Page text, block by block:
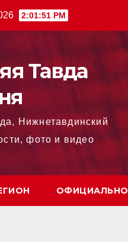
2:01:54 PM
Тавда
Нижнетавдинский
фото и видео
ОФИЦИАЛЬНО